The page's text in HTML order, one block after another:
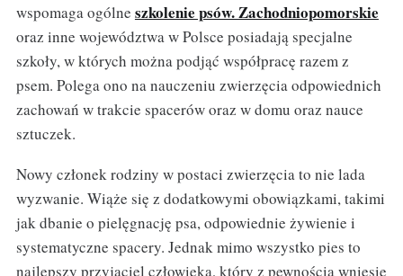
wspomaga ogólne szkolenie psów. Zachodniopomorskie
oraz inne województwa w Polsce posiadają specjalne
szkoły, w których można podjąć współpracę razem z
psem. Polega ono na nauczeniu zwierzęcia odpowiednich
zachowań w trakcie spacerów oraz w domu oraz nauce
sztuczek.
Nowy członek rodziny w postaci zwierzęcia to nie lada
wyzwanie. Wiąże się z dodatkowymi obowiązkami, takimi
jak dbanie o pielęgnację psa, odpowiednie żywienie i
systematyczne spacery. Jednak mimo wszystko pies to
najlepszy przyjaciel człowieka, który z pewnością wniesie